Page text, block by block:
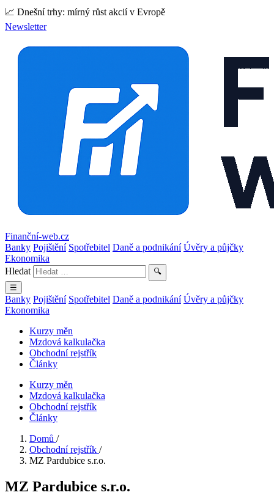
📈 Dnešní trhy: mírný růst akcií v Evropě
Newsletter
Finanční-web.cz
Banky Pojištění Spotřebitel Daně a podnikání Úvěry a půjčky
Ekonomika
Hledat
🔍
☰
Banky Pojištění Spotřebitel Daně a podnikání Úvěry a půjčky
Ekonomika
Kurzy měn
Mzdová kalkulačka
Obchodní rejstřík
Články
Kurzy měn
Mzdová kalkulačka
Obchodní rejstřík
Články
Domů /
Obchodní rejstřík /
MZ Pardubice s.r.o.
MZ Pardubice s.r.o.